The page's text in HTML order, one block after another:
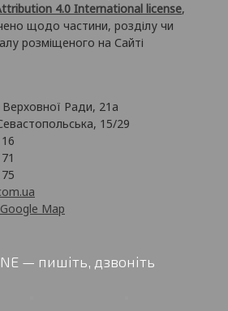
4.0 International license,
щодо частини, розділу чи
розміщеного на Сайті
Ради, 21а
15/29
Map
— пишіть, дзвоніть